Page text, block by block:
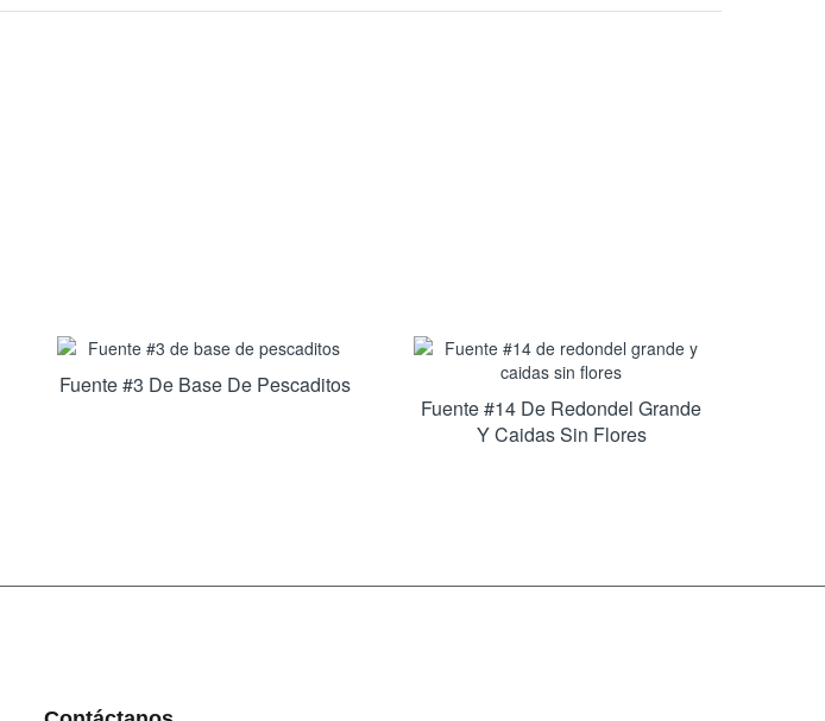
Fuente #3 De Base De Pescaditos
Fuente #14 De Redondel Grande
Y Caidas Sin Flores